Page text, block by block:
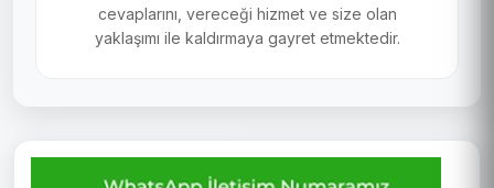
cevaplarını, vereceği hizmet ve size olan
yaklaşımı ile kaldırmaya gayret etmektedir.